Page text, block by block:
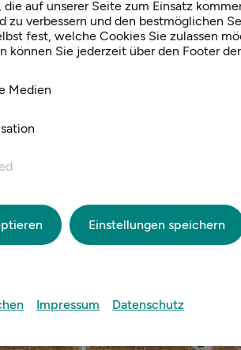
die auf unserer Seite zum Einsatz
zu verbessern und den bestmöglichen
fest, welche Cookies Sie zulassen
können Sie jederzeit über den Footer
Medien
Einstellungen speichern
Impressum Datenschutz
der Familie Starkl wird zum
die Gartenbereiche,
bereitstehen.
Umfeldprojekten